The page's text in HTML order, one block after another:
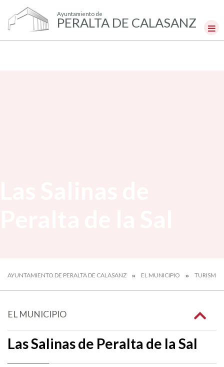
Ayuntamiento de
PERALTA DE CALASANZ
AYUNTAMIENTO DE PERALTA DE CALASANZ EL MUNICIPIO TURISMO
EL MUNICIPIO
Las Salinas de Peralta de la Sal